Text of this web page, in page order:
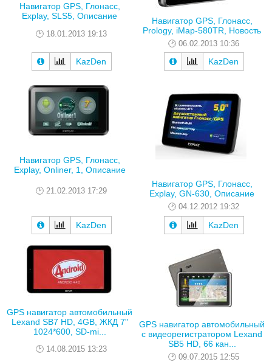
Навигатор GPS, Глонасс,
Explay, SLS5, Описание
18.01.2013 19:13
KazDen
Навигатор GPS, Глонасс,
Prology, iMap-580TR, Новость
06.02.2013 10:36
KazDen
Навигатор GPS, Глонасс,
Explay, Onliner, 1, Описание
21.02.2013 17:29
KazDen
Навигатор GPS, Глонасс,
Explay, GN-630, Описание
04.12.2012 19:32
KazDen
GPS навигатор автомобильный
Lexand SB7 HD, 4GB, ЖКД 7"
1024*600, SD-mi...
14.08.2015 13:23
GPS навигатор автомобильный
с видеорегистратором Lexand
SB5 HD, 66 кан...
09.07.2015 12:55